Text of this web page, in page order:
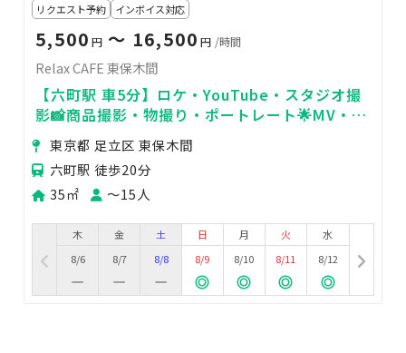
リクエスト予約 インボイス対応
5,500 円 〜 16,500 円 /時間
Relax CAFE 東保木間
【六町駅 車5分】ロケ・YouTube・スタジオ撮
影📸商品撮影・物撮り・ポートレート🌟MV・
PV🍃女子会・交流会✨
東京都 足立区 東保木間
六町駅 徒歩20分
35㎡
〜15人
木
8/6
金
8/7
土
8/8
日
8/9
月
8/10
火
8/11
水
8/12